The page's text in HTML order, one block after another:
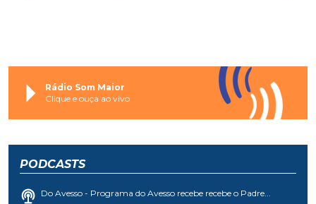
Rádio Som Maior
Clique e ouça ao vivo
PODCASTS
Do Avesso - Programa do Avesso recebe recebe o Padre...